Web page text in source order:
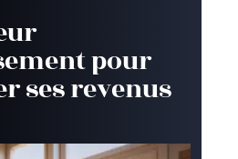
pour
ses revenus